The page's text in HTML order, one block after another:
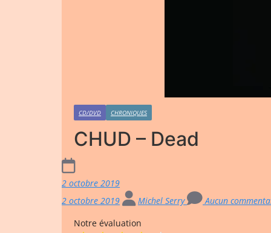
CD/DVD CHRONIQUES
CHUD – Dead
2 octobre 2019
2 octobre 2019
Michel Serry
Aucun
Notre évaluation